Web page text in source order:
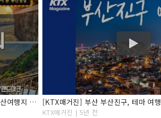
부산여행 완전정복 ! 권역별로 꼭 가봐야하는 부산여행지 23곳 추천, 야경명소, 부산카페, 부산포토존, 부산숙소추천, 여행지 가는법과 꿀팁! Busan Travel [KTX매거진] 부산 부산진구, 테마 여행
KTX매거진 | 5년 전